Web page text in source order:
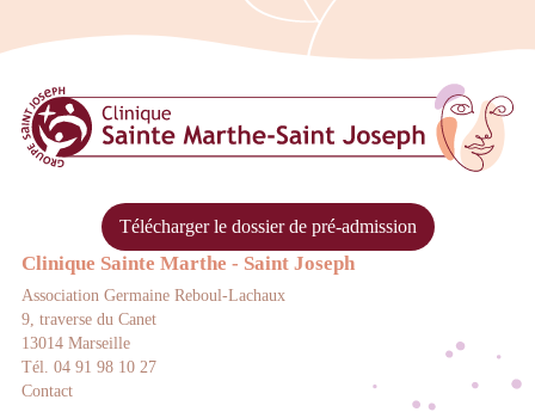
Clinique Sainte Marthe Saint
Télécharger le dossier de pré-admission
Clinique Sainte Marthe - Saint Joseph
Association Germaine Reboul-Lachaux
9, traverse du Canet
13014 Marseille
Tél. 04 91 98 10 27
Contact